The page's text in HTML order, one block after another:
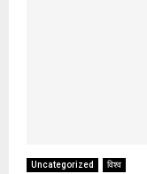
Uncategorized विश्व